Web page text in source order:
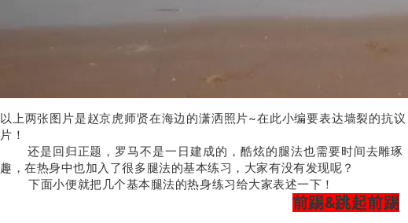
以上两张图片是赵京虎师贤在海边的潇洒照片~在此小编要表达墙裂的抗议
片！
还是回归正题，罗马不是一日建成的，酷炫的腿法也需要时间去雕琢
趣，在热身中也加入了很多腿法的基本练习，大家有没有发现呢？
下面小便就把几个基本腿法的热身练习给大家表述一下！
前踢&跳起前踢